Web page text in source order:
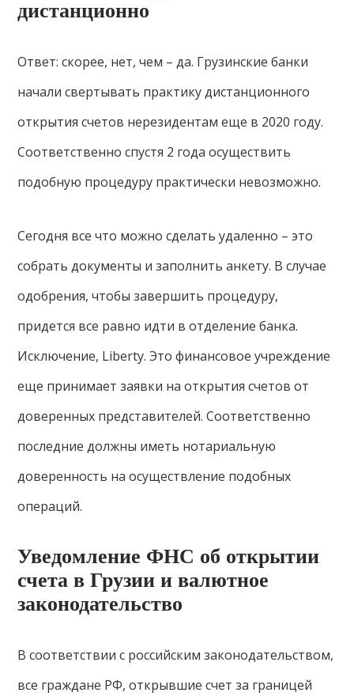
дистанционно
Ответ: скорее, нет, чем – да. Грузинские банки
начали свертывать практику дистанционного
открытия счетов нерезидентам еще в 2020 году.
Соответственно спустя 2 года осуществить
подобную процедуру практически невозможно.
Сегодня все что можно сделать удаленно – это
собрать документы и заполнить анкету. В случае
одобрения, чтобы завершить процедуру,
придется все равно идти в отделение банка.
Исключение, Liberty. Это финансовое учреждение
еще принимает заявки на открытия счетов от
доверенных представителей. Соответственно
последние должны иметь нотариальную
доверенность на осуществление подобных
операций.
Уведомление ФНС об открытии
счета в Грузии и валютное
законодательство
В соответствии с российским законодательством,
все граждане РФ, открывшие счет за границей